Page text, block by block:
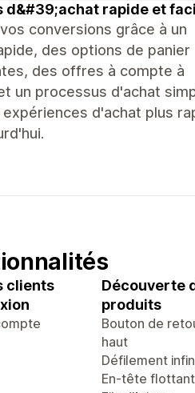
d&#39;achat rapide et
conversions grâce à un
des options de panier
des offres à compte à
un processus d'achat
d'achat plus
clients
Découverte
produits
Bouton de
haut
Défilement
En-tête flottant